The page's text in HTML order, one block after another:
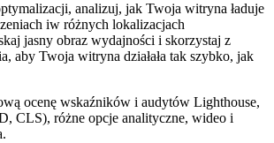
analizuj, jak Twoja witryna ładuje
iw różnych lokalizacjach
jasny obraz wydajności i skorzystaj z
aby Twoja witryna działała tak szybko, jak
ocenę wskaźników i audytów Lighthouse,
CLS), różne opcje analityczne, wideo i